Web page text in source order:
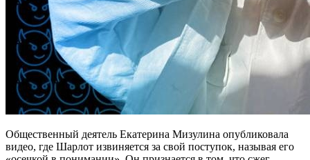
Общественный деятель Екатерина Мизулина опубликовала
видео, где Шарлот извиняется за свой поступок, называя его